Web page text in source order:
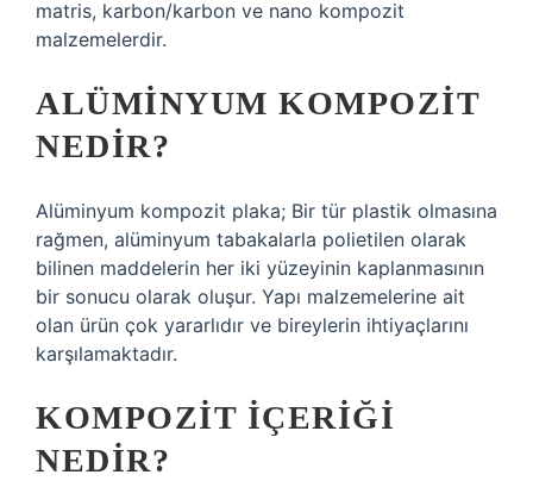
matris, karbon/karbon ve nano kompozit
malzemelerdir.
ALÜMINYUM KOMPOZIT
NEDIR?
Alüminyum kompozit plaka; Bir tür plastik olmasına
rağmen, alüminyum tabakalarla polietilen olarak
bilinen maddelerin her iki yüzeyinin kaplanmasının
bir sonucu olarak oluşur. Yapı malzemelerine ait
olan ürün çok yararlıdır ve bireylerin ihtiyaçlarını
karşılamaktadır.
KOMPOZIT IÇERIĞI
NEDIR?